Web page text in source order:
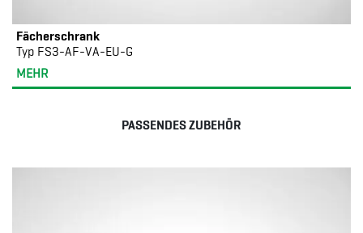
Fächerschrank
Typ FS3-AF-VA-EU-G
MEHR
PASSENDES ZUBEHÖR